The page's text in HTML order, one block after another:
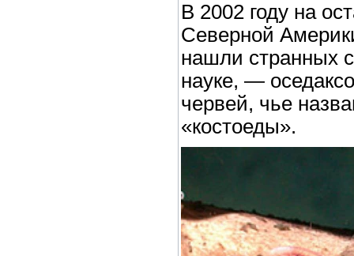
В 2002 году на
Северной
нашли странных
науке, —
червей, чье
«костоеды».